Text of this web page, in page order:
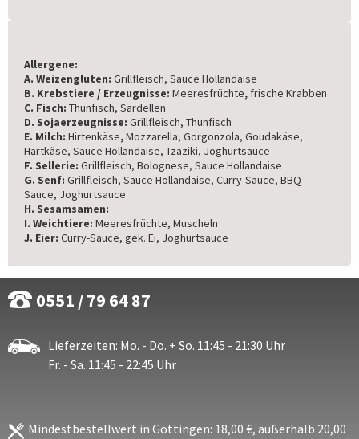
Allergene:
A. Weizengluten: Grillfleisch, Sauce Hollandaise
B. Krebstiere / Erzeugnisse: Meeresfrüchte, frische Krabben
C. Fisch: Thunfisch, Sardellen
D. Sojaerzeugnisse: Grillfleisch, Thunfisch
E. Milch: Hirtenkäse,Mozzarella, Gorgonzola, Goudakäse,
Hartkäse, Sauce Hollandaise, Tzaziki, Joghurtsauce
F. Sellerie: Grillfleisch, Bolognese, Sauce Hollandaise
G. Senf: Grillfleisch, Sauce Hollandaise, Curry-Sauce, BBQ
Sauce, Joghurtsauce
H. Sesamsamen:
I. Weichtiere: Meeresfrüchte, Muscheln
J. Eier: Curry-Sauce, gek. Ei, Joghurtsauce
0551 / 79 64 87
Lieferzeiten: Mo. - Do. + So. 11:45 - 21:30 Uhr
Fr. - Sa. 11:45 - 22:45 Uhr
Mindestbestellwert in Göttingen: 18,00 €, außerhalb 20,00